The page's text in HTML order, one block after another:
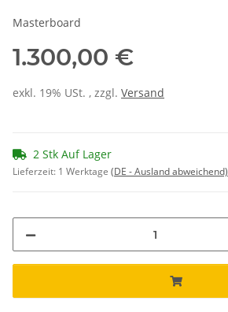
Masterboard
1.300,00 €
exkl. 19% USt. , zzgl. Versand
2 Stk Auf Lager
Lieferzeit: 1 Werktage (DE - Ausland abweichend)